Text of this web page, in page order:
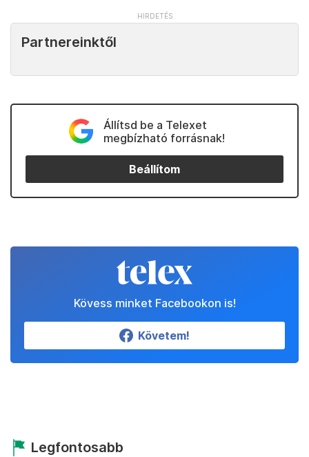
Partnereinktől
Állítsd be a Telexet
megbízható forrásnak!
Beállítom
Kövess minket Facebookon is!
Követem!
Legfontosabb